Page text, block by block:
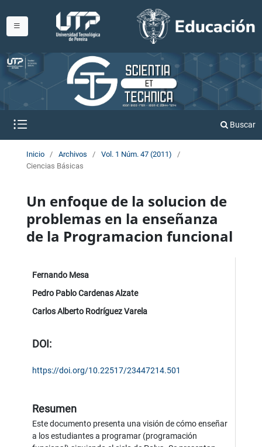
Buscar
Inicio / Archivos / Vol. 1 Núm. 47 (2011)
/
Ciencias Básicas
Un enfoque de la solucion de
problemas en la enseñanza
de la Programacion funcional
Fernando Mesa
Pedro Pablo Cardenas Alzate
Carlos Alberto Rodríguez Varela
DOI:
https://doi.org/10.22517/23447214.501
Resumen
Este documento presenta una visión de cómo enseñar
a los estudiantes a programar (programación